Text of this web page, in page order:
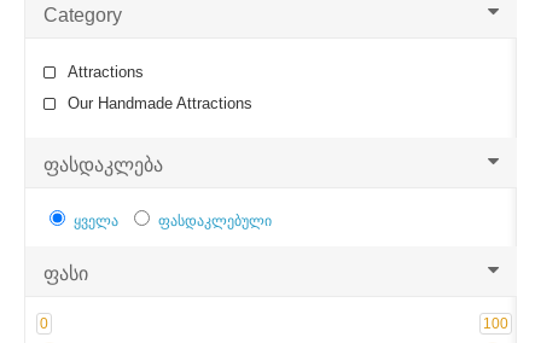
Category
Attractions
Our Handmade Attractions
ფასდაკლება
ყველა ფასდაკლებული
ფასი
0 100